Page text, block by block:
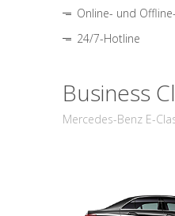
Online- und
24/7-Hotline
Business
Mercedes-Benz E-